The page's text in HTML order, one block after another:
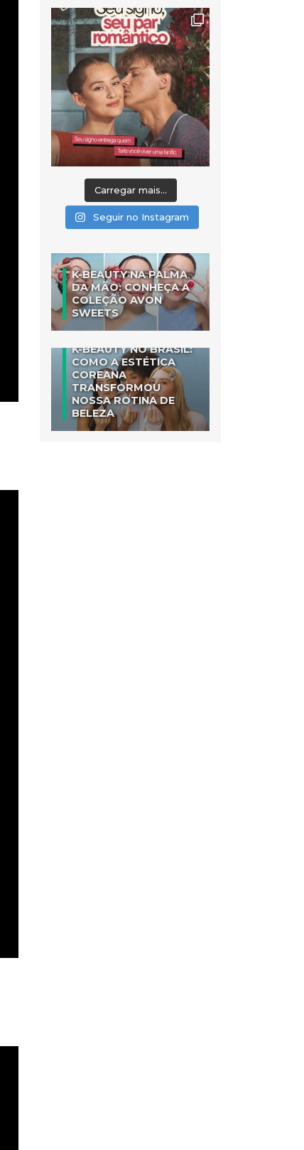
Carregar mais...
Seguir no Instagram
K-BEAUTY NA PALMA
DA MÃO: CONHEÇA A
COLEÇÃO AVON
SWEETS
K-BEAUTY NO BRASIL:
COMO A ESTÉTICA
COREANA
TRANSFORMOU
NOSSA ROTINA DE
BELEZA